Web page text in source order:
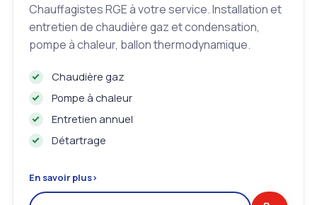
Chauffagistes RGE à votre service. Installation et
entretien de chaudière gaz et condensation,
pompe à chaleur, ballon thermodynamique.
Chaudière gaz
Pompe à chaleur
Entretien annuel
Détartrage
En savoir plus›